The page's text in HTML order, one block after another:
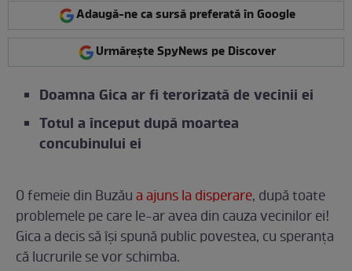
Adaugă-ne ca sursă preferată în Google
Urmărește SpyNews pe Discover
Doamna Gica ar fi terorizată de vecinii ei
Totul a început după moartea
concubinului ei
O femeie din Buzăua ajuns la disperare, după toate
problemele pe care le-ar avea din cauza vecinilor ei!
Gica a decis să își spună public povestea, cu speranța
că lucrurile se vor schimba.